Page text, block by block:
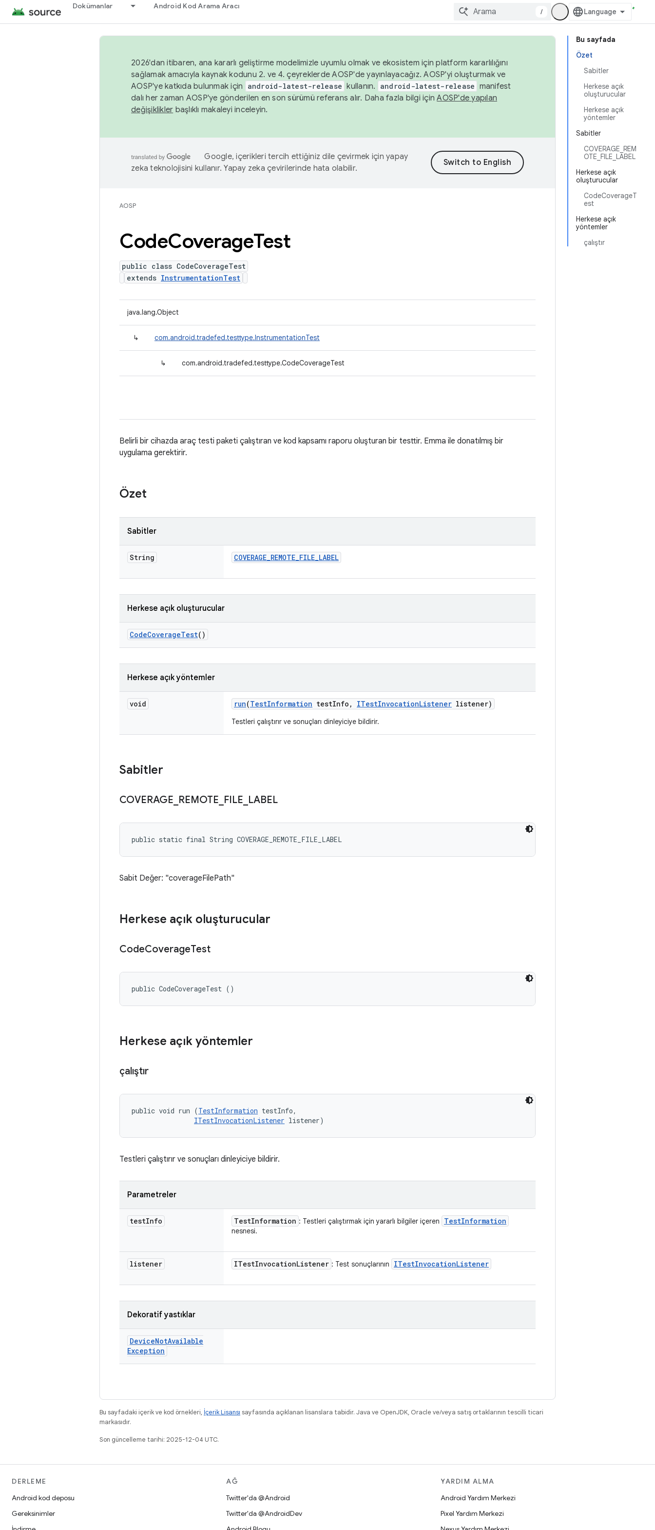
Dokümanlar Android Kod Arama Aracı
/
Bu sayfada
Özet
Sabitler
Herkese açık
oluşturucular
Herkese açık
yöntemler
Sabitler
COVERAGE_REM
OTE_FILE_LABEL
Herkese açık
oluşturucular
CodeCoverageT
est
Herkese açık
yöntemler
çalıştır
2026'dan itibaren, ana kararlı geliştirme modelimizle uyumlu olmak ve ekosistem için platform kararlılığını
sağlamak amacıyla kaynak kodunu 2. ve 4. çeyreklerde AOSP'de yayınlayacağız. AOSP'yi oluşturmak ve
AOSP'ye katkıda bulunmak için
android-latest-release kullanın. android-latest-release manifest
dalı her zaman AOSP'ye gönderilen en son sürümü referans alır. Daha fazla bilgi içinAOSP'de yapılan
değişiklikler başlıklı makaleyi inceleyin.
Google, içerikleri tercih ettiğiniz dile çevirmek için yapay
zeka teknolojisini kullanır. Yapay zeka çevirilerinde hata olabilir.
AOSP
CodeCoverageTest
public class CodeCoverageTest
extends InstrumentationTest
java.lang.Object
↳ com.android.tradefed.testtype.InstrumentationTest
↳ com.android.tradefed.testtype.CodeCoverageTest
Belirli bir cihazda araç testi paketi çalıştıran ve kod kapsamı raporu oluşturan bir testtir. Emma ile donatılmış bir
uygulama gerektirir.
Özet
Sabitler
String COVERAGE_REMOTE_FILE_LABEL
Herkese açık oluşturucular
CodeCoverageTest()
Herkese açık yöntemler
void run(TestInformation testInfo , ITestInvocationListener listener)
Testleri çalıştırır ve sonuçları dinleyiciye bildirir.
Sabitler
COVERAGE REMOTE FILE LABEL
public static final String COVERAGE_REMOTE_FILE_LABEL
Sabit Değer: "coverageFilePath"
Herkese açık oluşturucular
CodeCoverageTest
public CodeCoverageTest ()
Herkese açık yöntemler
çalıştır
public void run (TestInformation testInfo,
ITestInvocationListener listener)
Testleri çalıştırır ve sonuçları dinleyiciye bildirir.
Parametreler
testInfo TestInformation : Testleri çalıştırmak için yararlı bilgiler içeren TestInformation
nesnesi.
listener ITestInvocationListener : Test sonuçlarının ITestInvocationListener
Dekoratif yastıklar
DeviceNotAvailable
Exception
Bu sayfadaki içerik ve kod örnekleri, İçerik Lisansı sayfasında açıklanan lisanslara tabidir. Java ve OpenJDK, Oracle ve/veya satış ortaklarının tescilli ticari
markasıdır.
Son güncelleme tarihi: 2025-12-04 UTC.
DERLEME
Android kod deposu
Gereksinimler
AĞ
Twitter'da @Android
Twitter'da @AndroidDev
YARDIM ALMA
Android Yardım Merkezi
Pixel Yardım Merkezi